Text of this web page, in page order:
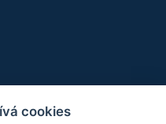
cookies